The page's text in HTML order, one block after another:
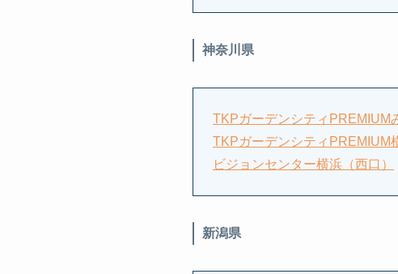
神奈川県
TKPガーデンシティPREMIUM
TKPガーデンシティPREMIUM
ビジョンセンター横浜（西口）
新潟県